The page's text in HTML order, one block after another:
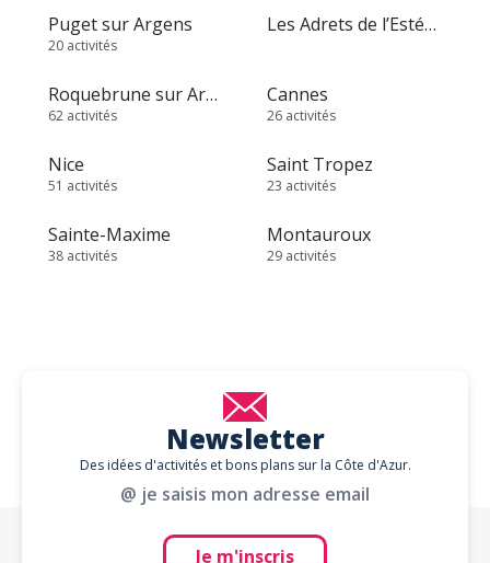
Puget sur Argens
20 activités
Les Adrets de l’Estérel
Roquebrune sur Argens
62 activités
Cannes
26 activités
Nice
51 activités
Saint Tropez
23 activités
Sainte-Maxime
38 activités
Montauroux
29 activités
Newsletter
Des idées d'activités et bons plans sur la Côte d'Azur.
@ je saisis mon adresse email
Je m'inscris